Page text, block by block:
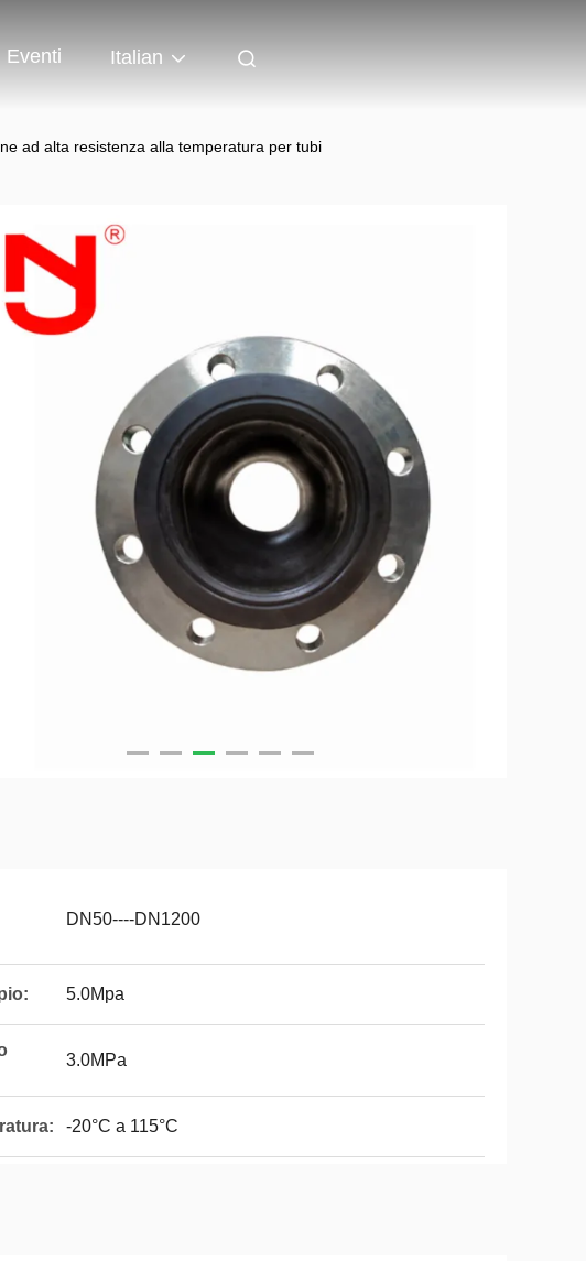
Eventi Italian
ad alta resistenza alla temperatura per tubi
DN50----DN1200
5.0Mpa
3.0MPa
-20°C a 115°C